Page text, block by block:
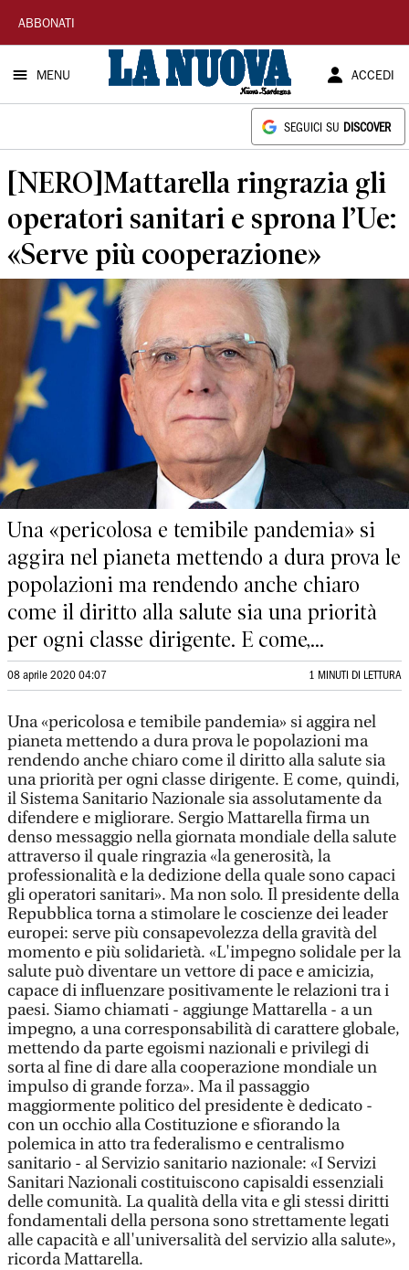
La
Nuova
Sardegna
ABBONATI
MENU ACCEDI
SEGUICI SU DISCOVER
[NERO]Mattarella ringrazia gli
operatori sanitari e sprona l’Ue:
«Serve più cooperazione»
Una «pericolosa e temibile pandemia» si
aggira nel pianeta mettendo a dura prova le
popolazioni ma rendendo anche chiaro
come il diritto alla salute sia una priorità
per ogni classe dirigente. E come,...
08 aprile 2020 04:07 1 MINUTI DI LETTURA
Una «pericolosa e temibile pandemia» si aggira nel
pianeta mettendo a dura prova le popolazioni ma
rendendo anche chiaro come il diritto alla salute sia
una priorità per ogni classe dirigente. E come, quindi,
il Sistema Sanitario Nazionale sia assolutamente da
difendere e migliorare. Sergio Mattarella firma un
denso messaggio nella giornata mondiale della salute
attraverso il quale ringrazia «la generosità, la
professionalità e la dedizione della quale sono capaci
gli operatori sanitari». Ma non solo. Il presidente della
Repubblica torna a stimolare le coscienze dei leader
europei: serve più consapevolezza della gravità del
momento e più solidarietà. «L'impegno solidale per la
salute può diventare un vettore di pace e amicizia,
capace di influenzare positivamente le relazioni tra i
paesi. Siamo chiamati - aggiunge Mattarella - a un
impegno, a una corresponsabilità di carattere globale,
mettendo da parte egoismi nazionali e privilegi di
sorta al fine di dare alla cooperazione mondiale un
impulso di grande forza». Ma il passaggio
maggiormente politico del presidente è dedicato -
con un occhio alla Costituzione e sfiorando la
polemica in atto tra federalismo e centralismo
sanitario - al Servizio sanitario nazionale: «I Servizi
Sanitari Nazionali costituiscono capisaldi essenziali
delle comunità. La qualità della vita e gli stessi diritti
fondamentali della persona sono strettamente legati
alle capacità e all'universalità del servizio alla salute»,
ricorda Mattarella.